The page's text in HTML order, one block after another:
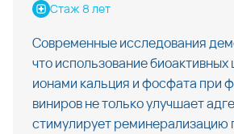
Стаж 8 лет
Современные исследования
что использование биоактивных
ионами кальция и фосфата при
виниров не только улучшает
стимулирует